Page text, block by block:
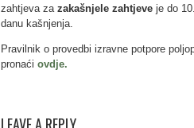
zahtjeva za zakašnjele zahtjeve je do
danu kašnjenja.
Pravilnik o provedbi izravne potpore
pronaći ovdje.